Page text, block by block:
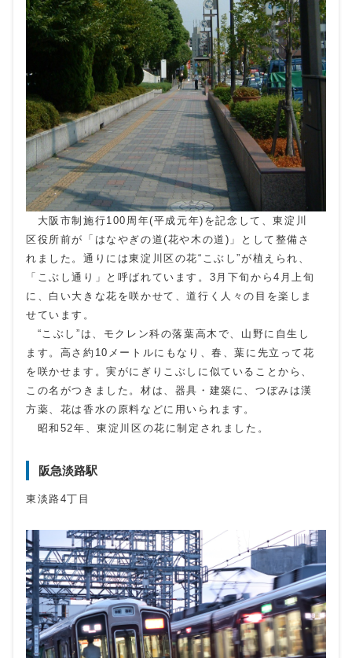
大阪市制施行100周年(平成元年)を記念して、東淀川
区役所前が「はなやぎの道(花や木の道)」として整備さ
れました。通りには東淀川区の花“こぶし”が植えられ、
「こぶし通り」と呼ばれています。3月下旬から4月上旬
に、白い大きな花を咲かせて、道行く人々の目を楽しま
せています。
“こぶし”は、モクレン科の落葉高木で、山野に自生し
ます。高さ約10メートルにもなり、春、葉に先立って花
を咲かせます。実がにぎりこぶしに似ていることから、
この名がつきました。材は、器具・建築に、つぼみは漢
方薬、花は香水の原料などに用いられます。
昭和52年、東淀川区の花に制定されました。
阪急淡路駅
東淡路4丁目